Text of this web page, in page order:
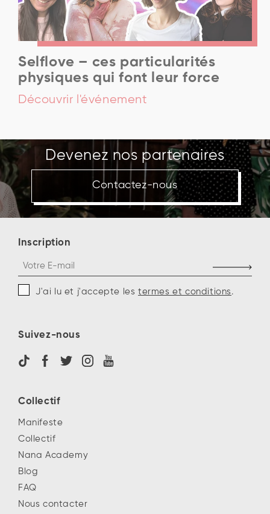
Selflove – ces particularités
physiques qui font leur force
Découvrir l'événement
Devenez nos partenaires
Contactez-nous
Collectif
Manifeste
Collectif
Nana Academy
Blog
FAQ
Nous contacter
Suivez-nous
Inscription
J'ai lu et j'accepte lestermes et conditions .